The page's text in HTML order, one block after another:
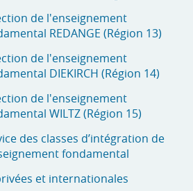
de l'enseignement
REDANGE (Région 13)
de l'enseignement
DIEKIRCH (Région 14)
de l'enseignement
WILTZ (Région 15)
des classes d’intégration de
fondamental
et internationales